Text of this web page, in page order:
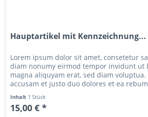
Hauptartikel mit Kennzeichnung...
Lorem ipsum dolor sit amet, consetetur
diam nonumy eirmod tempor invidunt ut
magna aliquyam erat, sed diam voluptua.
accusam et justo duo dolores et ea
Inhalt 1 Stück
15,00 € *